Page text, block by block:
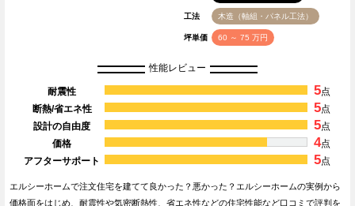
工法 木造（軸組・パネル工法）
坪単価 60 ～ 75 万円
性能レビュー
耐震性 5点
断熱/省エネ性
5点
設計の自由度
5点
価格
4点
アフターサポート
5点
エルシーホームで注文住宅を建てて良かった？悪かった？エルシーホームの実例から
価格面をはじめ、耐震性や気密断熱性、省エネ性などの住宅性能など口コミで評判を